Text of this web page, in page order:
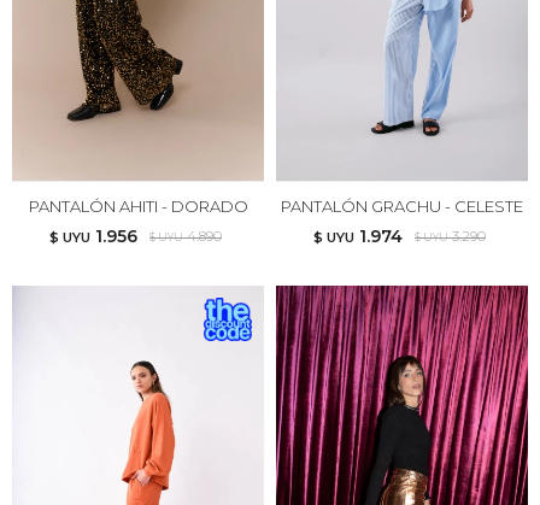
PANTALÓN AHITI - DORADO
$ UYU 1.956 $ UYU 4.890
PANTALÓN GRACHU - CELESTE
$ UYU 1.974 $ UYU 3.290